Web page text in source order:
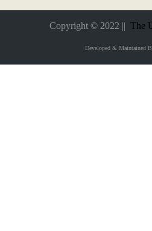
Copyright © 2022 || The
Developed & Maintained